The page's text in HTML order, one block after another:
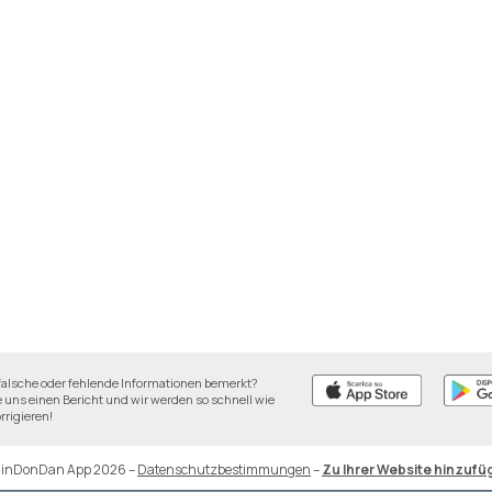
oder fehlende Informationen bemerkt?
uns einen Bericht und wir werden so schnell wie
App 2026–Datenschutzbestimmungen–Zu Ihrer Website